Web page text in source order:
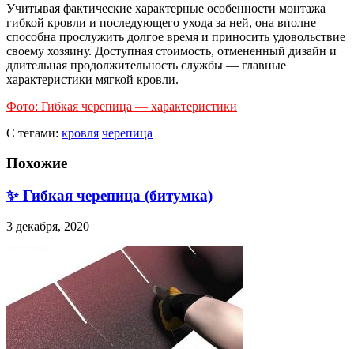
Учитывая фактические характерные особенности монтажа
гибкой кровли и последующего ухода за ней, она вполне
способна прослужить долгое время и приносить удовольствие
своему хозяину. Доступная стоимость, отмененный дизайн и
длительная продолжительность службы — главные
характеристики мягкой кровли.
Фото: Гибкая черепица — характеристики
С тегами: кровля черепица
Похожие
✨ Гибкая черепица (битумка)
3 декабря, 2020